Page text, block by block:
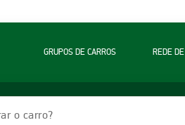
GRUPOS DE CARROS
REDE
o carro?